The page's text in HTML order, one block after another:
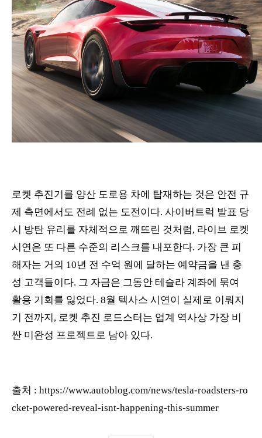
로켓 추진기를 양산 도로용 차에 탑재하는 것은 안전 규
제 측면에서도 전례 없는 도전이다. 사이버트럭 발표 당
시 방탄 유리를 자체적으로 깨뜨린 것처럼, 라이브 로켓
시연은 또 다른 수준의 리스크를 내포한다. 가장 큰 피
해자는 거의 10년 전 수억 원에 달하는 예약금을 낸 충
성 고객들이다. 그 자금은 그동안 테슬라 계좌에 묶여
활용 기회를 잃었다. 8월 텍사스 시연이 실제로 이뤄지
기 전까지, 로켓 추진 로드스터는 업계 역사상 가장 비
싼 미완성 프로젝트로 남아 있다.
출처 : https://www.autoblog.com/news/tesla-roadsters-ro
cket-powered-reveal-isnt-happening-this-summer